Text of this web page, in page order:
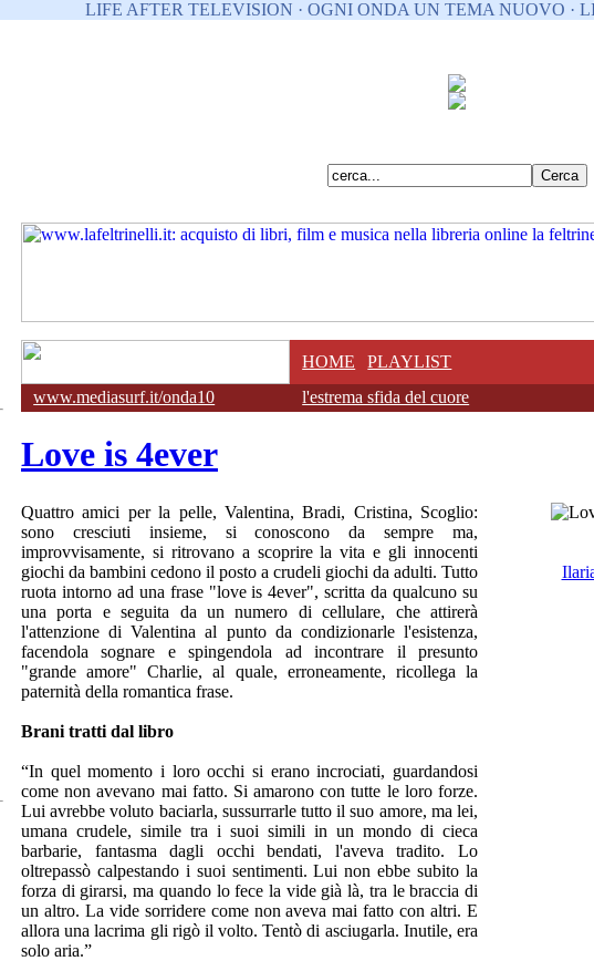
LIFE AFTER TELEVISION · OGNI ONDA UN TEMA NUOVO ·
HOME
PLAYLIST
www.mediasurf.it/onda10
l'estrema sfida del cuore
Love is 4ever
Quattro amici per la pelle, Valentina, Bradi, Cristina, Scoglio:
sono cresciuti insieme, si conoscono da sempre ma,
improvvisamente, si ritrovano a scoprire la vita e gli innocenti
giochi da bambini cedono il posto a crudeli giochi da adulti. Tutto
ruota intorno ad una frase "love is 4ever", scritta da qualcuno su
una porta e seguita da un numero di cellulare, che attirerà
l'attenzione di Valentina al punto da condizionarle l'esistenza,
facendola sognare e spingendola ad incontrare il presunto
"grande amore" Charlie, al quale, erroneamente, ricollega la
paternità della romantica frase.
Brani tratti dal libro
“In quel momento i loro occhi si erano incrociati, guardandosi
come non avevano mai fatto. Si amarono con tutte le loro forze.
Lui avrebbe voluto baciarla, sussurrarle tutto il suo amore, ma lei,
umana crudele, simile tra i suoi simili in un mondo di cieca
barbarie, fantasma dagli occhi bendati, l'aveva tradito. Lo
oltrepassò calpestando i suoi sentimenti. Lui non ebbe subito la
forza di girarsi, ma quando lo fece la vide già là, tra le braccia di
un altro. La vide sorridere come non aveva mai fatto con altri. E
allora una lacrima gli rigò il volto. Tentò di asciugarla. Inutile, era
solo aria.”